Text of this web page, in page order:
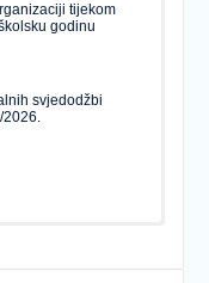
tijekom
godinu
svjedodžbi